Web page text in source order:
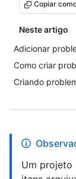
Copiar
Neste artigo
Adicionar
Como criar
Criando
Um projeto